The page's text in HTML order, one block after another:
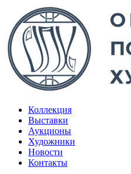
Коллекция
Выставки
Аукционы
Художники
Новости
Контакты